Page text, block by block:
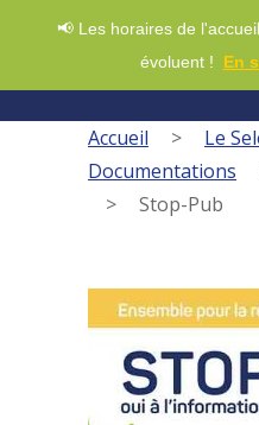
📢 Les horaires de
évoluent ! En
Accueil > Le
Documentations
>
Stop-Pub